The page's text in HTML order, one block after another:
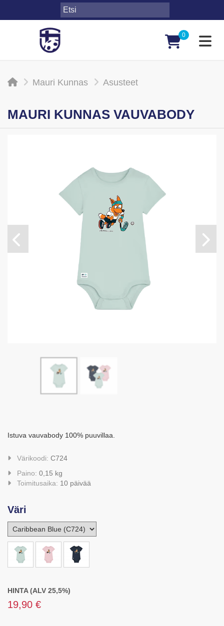
0
Mauri Kunnas Asusteet
MAURI KUNNAS VAUVABODY
Istuva vauvabody 100% puuvillaa.
Värikoodi: C724
Paino: 0,15 kg
Toimitusaika: 10 päivää
Väri
HINTA (ALV 25,5%)
19,90 €